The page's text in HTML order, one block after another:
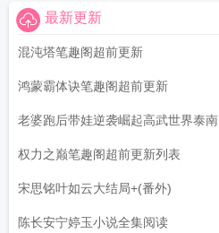
最新更新
混沌塔笔趣阁超前更新
鸿蒙霸体诀笔趣阁超前更新
老婆跑后带娃逆袭崛起高武世界泰南
权力之巅笔趣阁超前更新列表
宋思铭叶如云大结局+(番外)
陈长安宁婷玉小说全集阅读